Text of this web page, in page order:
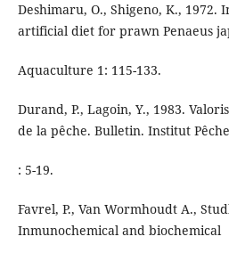
Deshimaru, O., Shigeno, K., 1972.
artificial diet for prawn Penaeus
Aquaculture 1: 115-133.
Durand, P., Lagoin, Y., 1983.
de la pêche. Bulletin. Institut
: 5-19.
Favrel, P., Van Wormhoudt A.,
Inmunochemical and biochemical